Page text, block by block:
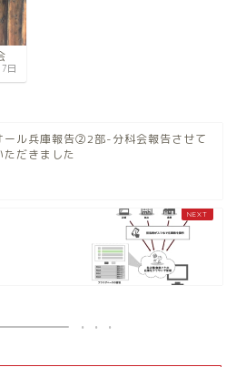
日
ール兵庫報告②2部-分科会報告させて
ただきました